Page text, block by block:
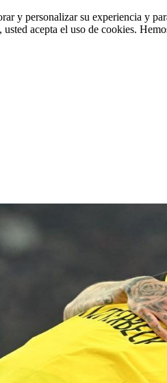
y personalizar su experiencia y
acepta el uso de cookies.